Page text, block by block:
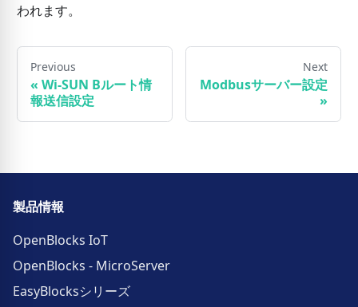
われます。
Previous
« Wi-SUN Bルート情
報送信設定
Next
Modbusサーバー設定
»
製品情報
OpenBlocks IoT
OpenBlocks - MicroServer
EasyBlocksシリーズ